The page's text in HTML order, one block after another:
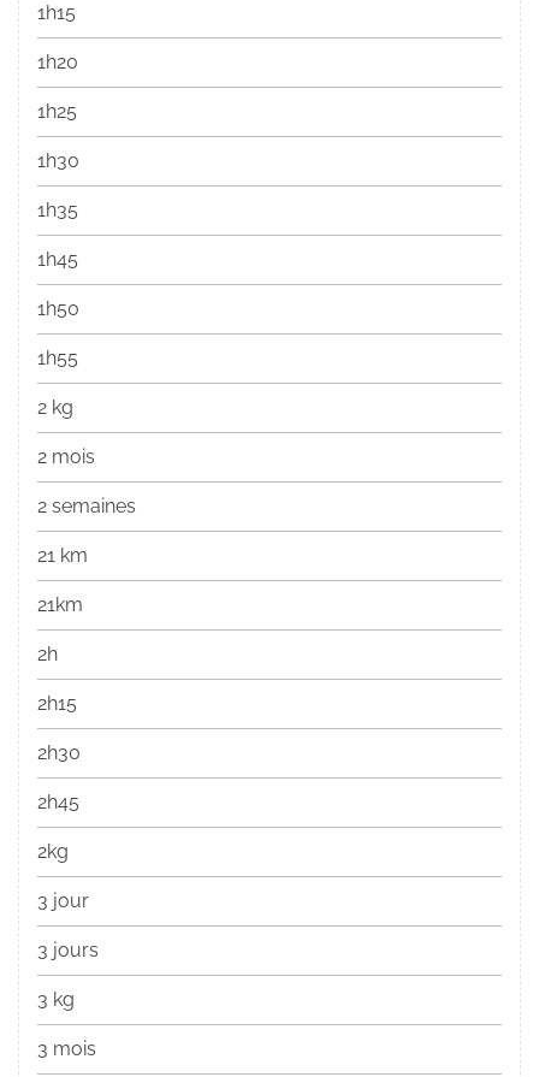
1h15
1h20
1h25
1h30
1h35
1h45
1h50
1h55
2 kg
2 mois
2 semaines
21 km
21km
2h
2h15
2h30
2h45
2kg
3 jour
3 jours
3 kg
3 mois